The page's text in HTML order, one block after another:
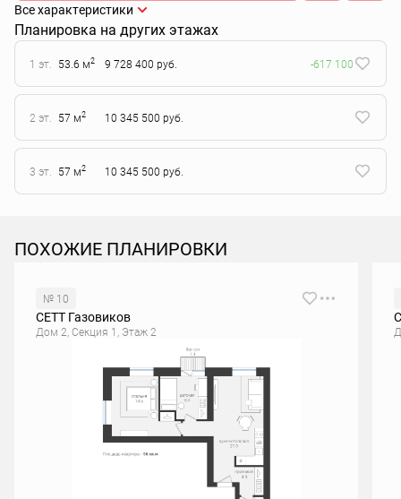
Все характеристики
Планировка на других этажах
1 эт. 53.6 м2 9 728 400 руб. -617 100
2 эт. 57 м2 10 345 500 руб.
3 эт. 57 м2 10 345 500 руб.
ПОХОЖИЕ ПЛАНИРОВКИ
№ 10
СЕТТ Газовиков
Дом 2, Секция 1, Этаж 2